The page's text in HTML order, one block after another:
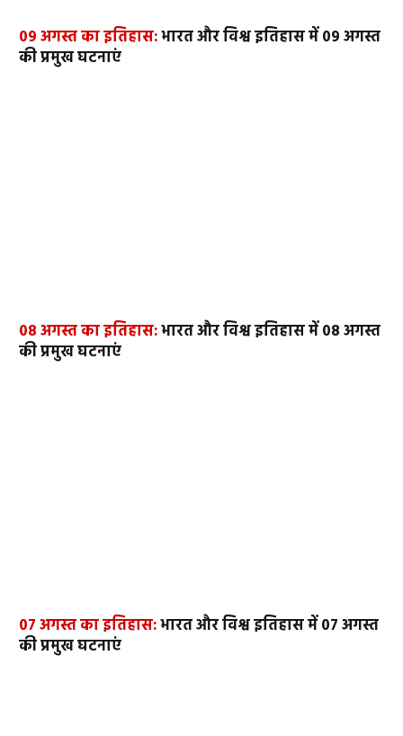
09 अगस्त का इतिहास:भारत और विश्व इतिहास में 09 अगस्त
की प्रमुख घटनाएं
08 अगस्त का इतिहास:भारत और विश्व इतिहास में 08 अगस्त
की प्रमुख घटनाएं
07 अगस्त का इतिहास:भारत और विश्व इतिहास में 07 अगस्त
की प्रमुख घटनाएं